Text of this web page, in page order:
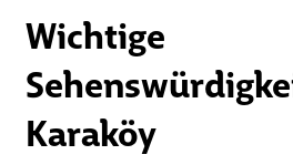
Wichtige
Karaköy